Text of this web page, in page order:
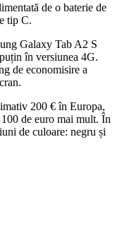
de o baterie de
tip C.
Galaxy Tab A2 S
în versiunea 4G.
de economisire a
200 € în Europa,
de euro mai mult. În
de culoare: negru și